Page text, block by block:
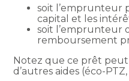
soit l’emprunteur
capital et les
soit l’emprunteur
remboursement
Notez que ce prêt
d’autres aides (éco-